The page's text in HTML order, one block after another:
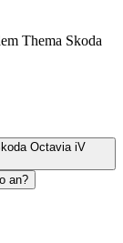
Thema Skoda
Octavia iV
an?